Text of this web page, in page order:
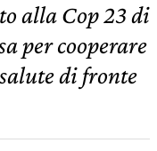
alla Cop 23 di
per cooperare
di fronte